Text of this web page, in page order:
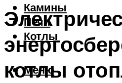
Камины
Печи
Котлы
Меню
котлы